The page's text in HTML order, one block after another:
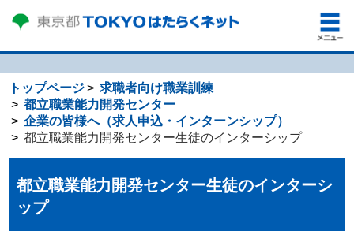
トップページ
求職者向け職業訓練
都立職業能力開発センター
企業の皆様へ（求人申込・インターンシップ）
都立職業能力開発センター生徒のインターシップ
都立職業能力開発センター生徒のインターシ
ップ